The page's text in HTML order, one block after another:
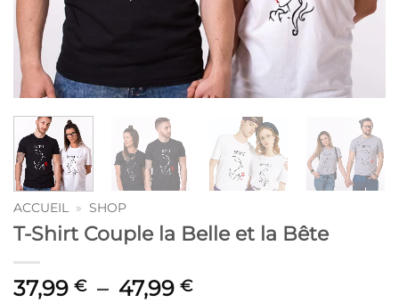
ACCUEIL » SHOP
T-Shirt Couple la Belle et la Bête
37,99 € – 47,99 €Plage